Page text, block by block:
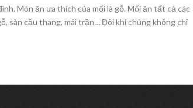
Món ăn ưa thích của mối là gỗ. Mối ăn tất cả các
sàn cầu thang, mái trần… Đôi khi chúng không chỉ